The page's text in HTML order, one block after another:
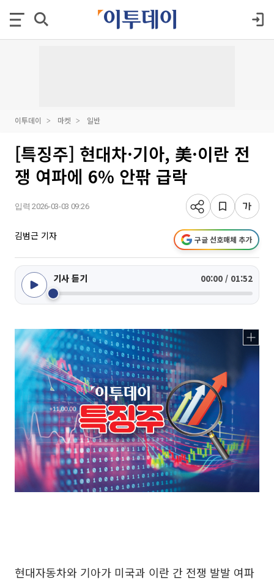
이투데이 마켓 일반
[특징주] 현대차·기아, 美·이란 전
쟁 여파에 6% 안팎 급락
입력 2026-03-03 09:26
김범근 기자 구글 선호매체 추가
기사 듣기 00:00 / 01:52
현대자동차와 기아가 미국과 이란 간 전쟁 발발 여파